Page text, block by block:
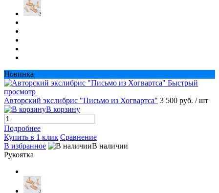
Новинка
Быстрый
просмотр
Авторский экслибрис "Письмо из Хогвартса" 3 500 руб. / шт
В корзину
Подробнее
Купить в 1 клик Сравнение
В избранное
В наличии
Рукоятка